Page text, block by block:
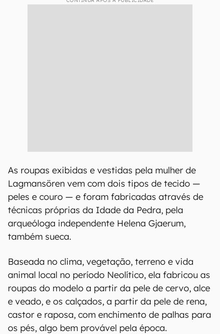
As roupas exibidas e vestidas pela mulher de
Lagmansören vem com dois tipos de tecido —
peles e couro — e foram fabricadas através de
técnicas próprias da Idade da Pedra, pela
arqueóloga independente Helena Gjaerum,
também sueca.
Baseada no clima, vegetação, terreno e vida
animal local no período Neolítico, ela fabricou as
roupas do modelo a partir da pele de cervo, alce
e veado, e os calçados, a partir da pele de rena,
castor e raposa, com enchimento de palhas para
os pés, algo bem provável pela época.